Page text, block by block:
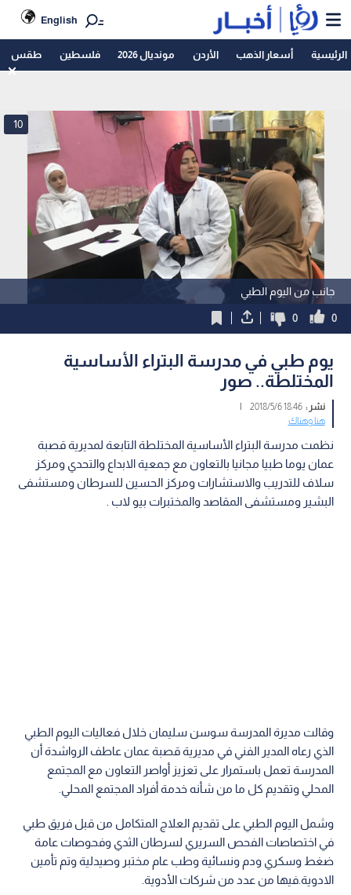
English
الرئيسية أسعار الذهب الأردن مونديال 2026 فلسطين طقس
جانب من اليوم الطبي
10
0
0
يوم طبي في مدرسة البتراء الأساسية
المختلطة.. صور
نشر :18:46 2018/5/6
|
هنا وهناك
نظمت مدرسة البتراء الأساسية المختلطة التابعة لمديرية قصبة
عمان يوما طبيا مجانيا بالتعاون مع جمعية الابداع والتحدي ومركز
سلاف للتدريب والاستشارات ومركز الحسين للسرطان ومستشفى
البشير ومستشفى المقاصد والمختبرات بيو لاب .
وقالت مديرة المدرسة سوسن سليمان خلال فعاليات اليوم الطبي
الذي رعاه المدير الفني في مديرية قصبة عمان عاطف الرواشدة أن
المدرسة تعمل باستمرار على تعزيز أواصر التعاون مع المجتمع
المحلي وتقديم كل ما من شأنه خدمة أفراد المجتمع المحلي.
وشمل اليوم الطبي على تقديم العلاج المتكامل من قبل فريق طبي
في اختصاصات الفحص السريري لسرطان الثدي وفحوصات عامة
ضغط وسكري ودم ونسائية وطب عام مختبر وصيدلية وتم تأمين
الادوية.فيها من عدد من شركات الأدوية.